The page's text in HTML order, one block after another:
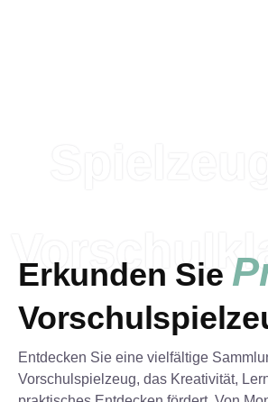
Erkunden Sie
Entdecken Sie eine vielfältige
Vorschulspielzeug, das Kreativität,